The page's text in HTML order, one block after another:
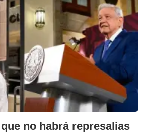
no habrá represalias